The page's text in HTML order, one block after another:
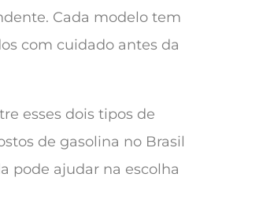
Cada modelo tem
com cuidado antes da
esses dois tipos de
de gasolina no Brasil
pode ajudar na escolha